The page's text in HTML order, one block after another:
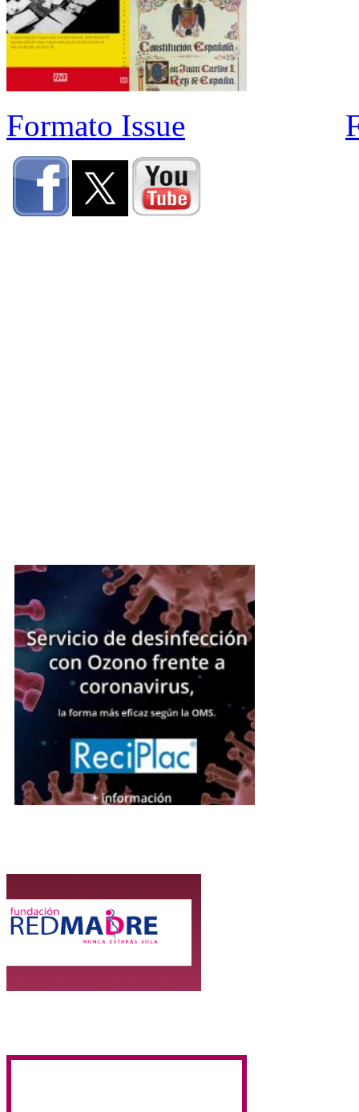
Formato Issue